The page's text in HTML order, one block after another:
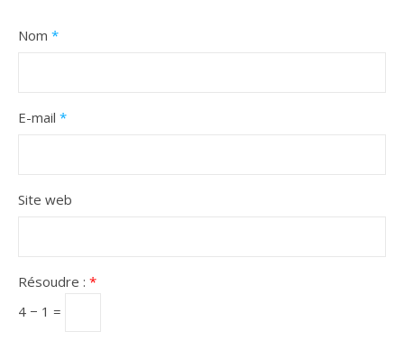
Nom *
E-mail *
Site web
Résoudre : *
4 − 1 =